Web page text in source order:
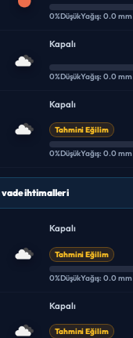
0%DüşükYağış: 0.0 mm
Kapalı
0%DüşükYağış: 0.0 mm
Kapalı
Tahmini Eğilim
0%DüşükYağış: 0.0 mm
vade ihtimalleri
Kapalı
Tahmini Eğilim
0%DüşükYağış: 0.0 mm
Kapalı
Tahmini Eğilim